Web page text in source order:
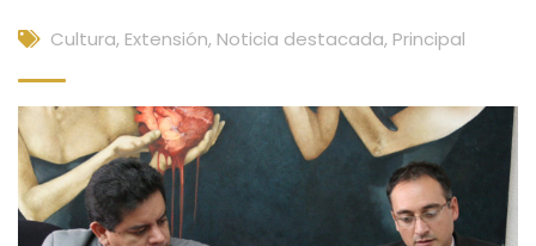
Cultura, Extensión, Noticia destacada, Principal